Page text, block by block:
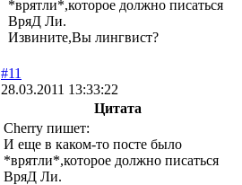
*врятли*,которое должно писаться
ВряД Ли.
Извините,Вы лингвист?
#11
28.03.2011 13:33:22
Цитата
Cherry пишет:
И еще в каком-то посте было
*врятли*,которое должно писаться
ВряД Ли.